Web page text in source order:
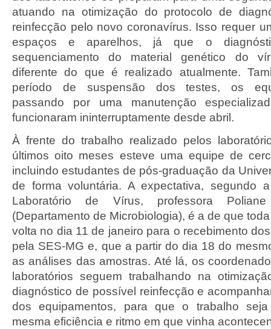
atuando na otimização do protocolo de
reinfecção pelo novo coronavírus. Isso requer
espaços e aparelhos, já que o
sequenciamento do material genético do
diferente do que é realizado atualmente.
período de suspensão dos testes, os
passando por uma manutenção
funcionaram ininterruptamente desde abril.
À frente do trabalho realizado pelos
últimos oito meses esteve uma equipe de
incluindo estudantes de pós-graduação da
de forma voluntária. A expectativa, segundo
Laboratório de Vírus, professora
(Departamento de Microbiologia), é a de que
volta no dia 11 de janeiro para o recebimento
pela SES-MG e, que a partir do dia 18 do
as análises das amostras. Até lá, os
laboratórios seguem trabalhando na
diagnóstico de possível reinfecção e
dos equipamentos, para que o trabalho
mesma eficiência e ritmo em que vinha